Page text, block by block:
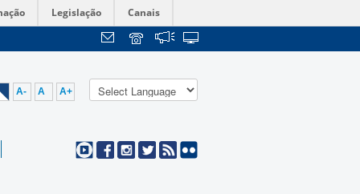
Legislação Canais
A- A A+